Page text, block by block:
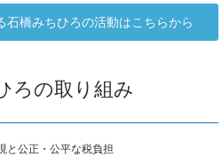
石橋みちひろの活動はこちらから
ろの取り組み
と公正・公平な税負担